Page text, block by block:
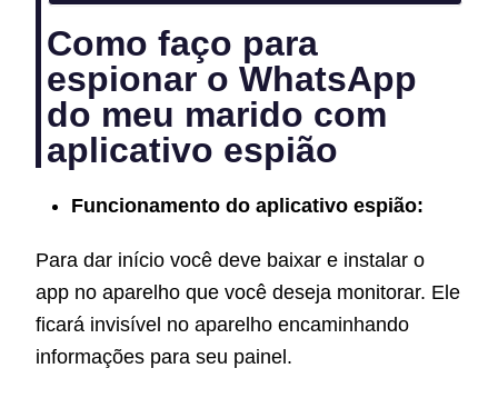
Como faço para
espionar o WhatsApp
do meu marido com
aplicativo espião
Funcionamento do aplicativo espião:
Para dar início você deve baixar e instalar o
app no aparelho que você deseja monitorar. Ele
ficará invisível no aparelho encaminhando
informações para seu painel.